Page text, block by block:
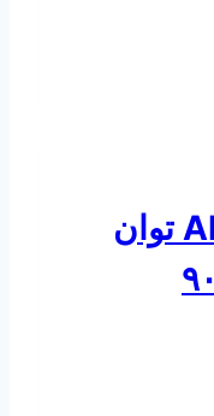
الکتروموتور ABB توان